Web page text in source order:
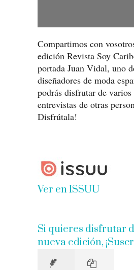
Compartimos con
edición Revista Soy
portada Juan Vidal, uno
diseñadores de moda
podrás disfrutar de
entrevistas de otras
Disfrútala!
Ver en ISSUU
Si quieres disfrutar
nueva edición,